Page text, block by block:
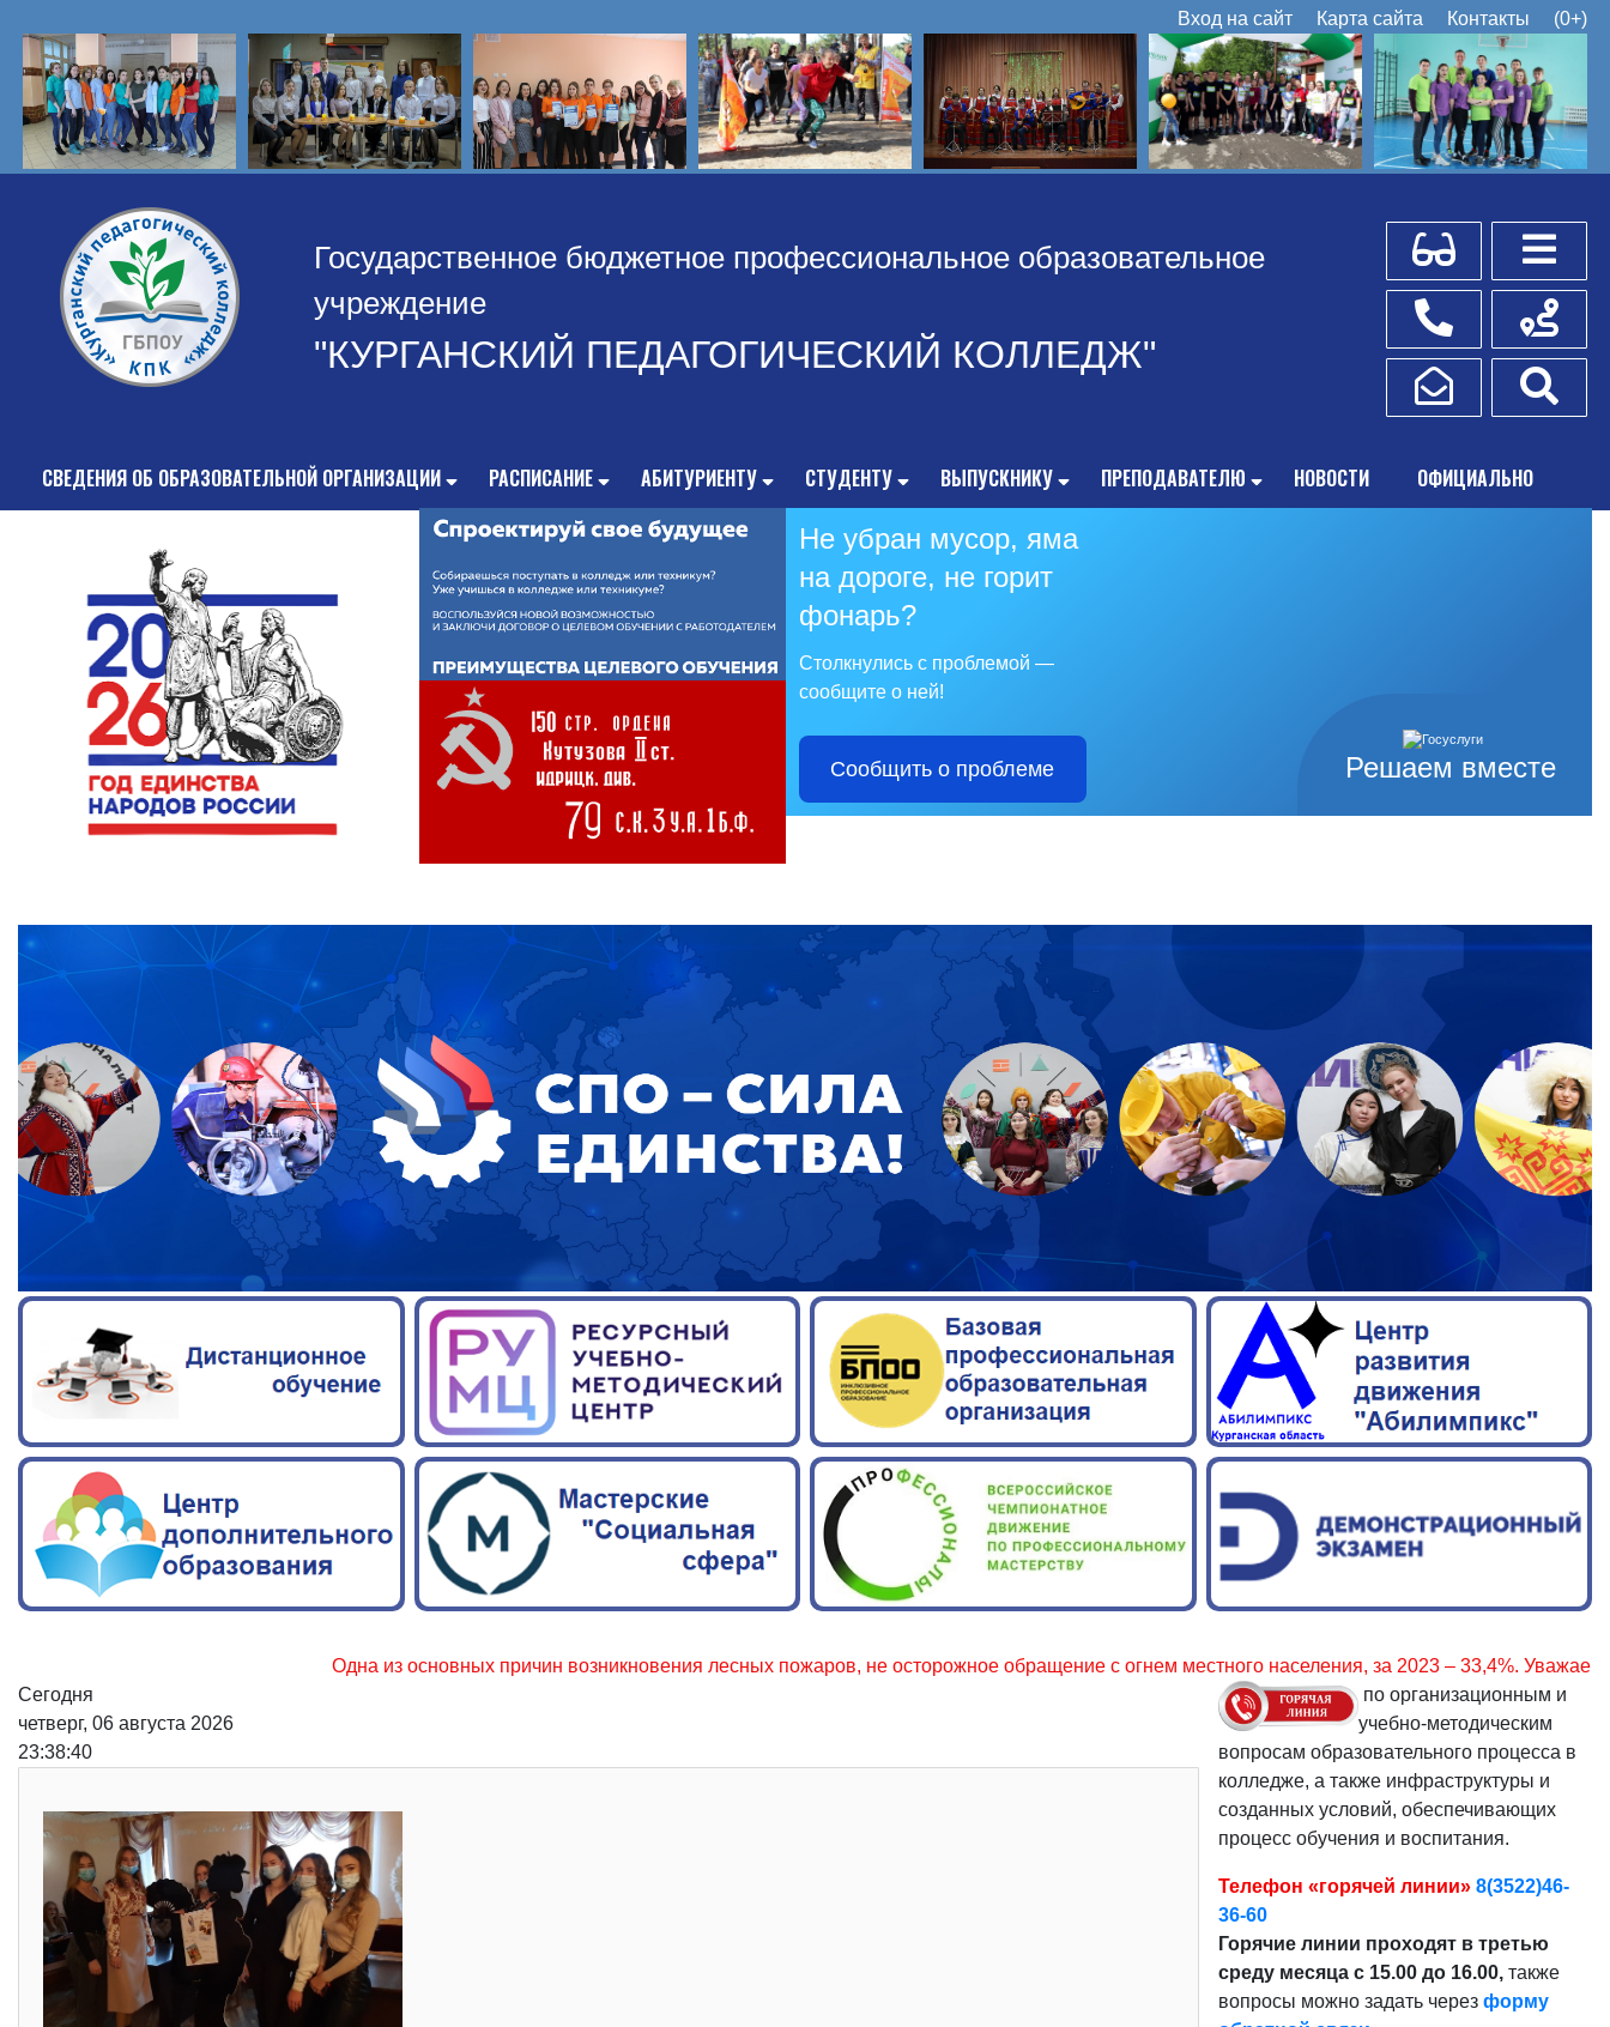
Вход на сайт Карта сайта Контакты (0+)
Государственное бюджетное профессиональное образовательное
учреждение
"КУРГАНСКИЙ ПЕДАГОГИЧЕСКИЙ КОЛЛЕДЖ"
Для слабовидящих
Телефоны
Написать обращение
Схема
СВЕДЕНИЯ ОБ ОБРАЗОВАТЕЛЬНОЙ ОРГАНИЗАЦИИ РАСПИСАНИЕ АБИТУРИЕНТУ СТУДЕНТУ ВЫПУСКНИКУ ПРЕПОДАВАТЕЛЮ НОВОСТИ ОФИЦИАЛЬНО
Решаем вместе
Не убран мусор, яма
на дороге, не горит
фонарь?
Столкнулись с проблемой —
сообщите о ней!
Сообщить о проблеме
Одна из основных причин возникновения лесных пожаров, не осторожное обращение с огнем местного населения, за 2023 – 33,4%. Уважаемые граждане,
Сегодня
четверг, 06 августа 2026
23:38:41
по организационным и
учебно-методическим
вопросам образовательного процесса в
колледже, а также инфраструктуры и
созданных условий, обеспечивающих
процесс обучения и воспитания.
Телефон «горячей линии» 8(3522)46-
36-60
Горячие линии проходят в третью
среду месяца с 15.00 до 16.00, также
вопросы можно задать через форму